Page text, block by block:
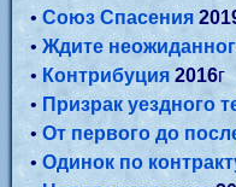
• Союз Спасения
• Ждите
• Контрибуция 2016г
• Призрак уездного
•От первого до
• Одинок по